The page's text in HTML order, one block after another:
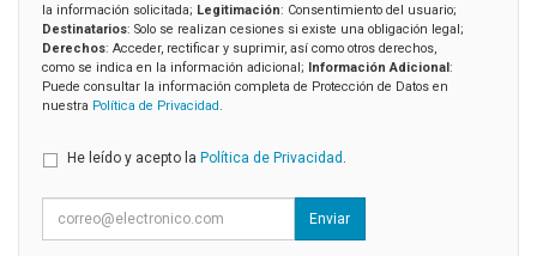
la información solicitada; Legitimación: Consentimiento del usuario;
Destinatarios: Solo se realizan cesiones si existe una obligación legal;
Derechos: Acceder, rectificar y suprimir, así como otros derechos,
como se indica en la información adicional; Información Adicional:
Puede consultar la información completa de Protección de Datos en
nuestra Política de Privacidad.
He leído y acepto la Política de Privacidad .
Enviar